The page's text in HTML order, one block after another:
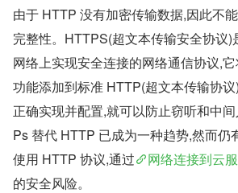
由于 HTTP 没有加密传输数据,因此不
完整性。HTTPS(超文本传输安全协议
网络上实现安全连接的网络通信协议,
功能添加到标准 HTTP(超文本传输协
正确实现并配置,就可以防止窃听和中
Ps 替代 HTTP 已成为一种趋势,然而仍
使用 HTTP 协议,通过
网络连接到云
的安全风险。